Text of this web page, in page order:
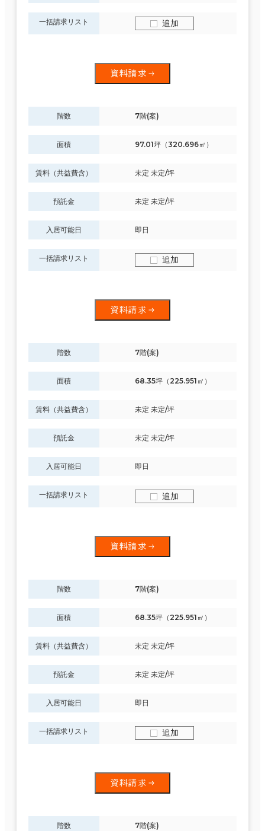
一括請求リスト 追加
資料請求
階数 7階(案)
面積 97.01坪（320.696㎡）
賃料（共益費含） 未定 未定/坪
預託金 未定 未定/坪
入居可能日 即日
一括請求リスト 追加
資料請求
階数 7階(案)
面積 68.35坪（225.951㎡）
賃料（共益費含） 未定 未定/坪
預託金 未定 未定/坪
入居可能日 即日
一括請求リスト 追加
資料請求
階数 7階(案)
面積 68.35坪（225.951㎡）
賃料（共益費含） 未定 未定/坪
預託金 未定 未定/坪
入居可能日 即日
一括請求リスト 追加
資料請求
階数 7階(案)